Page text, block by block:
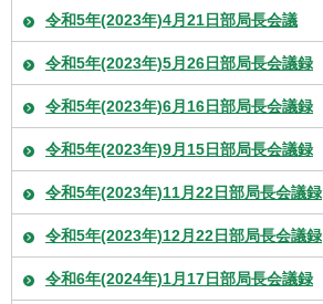
令和5年(2023年)4月21日部局長会議
令和5年(2023年)5月26日部局長会議録
令和5年(2023年)6月16日部局長会議録
令和5年(2023年)9月15日部局長会議録
令和5年(2023年)11月22日部局長会議録
令和5年(2023年)12月22日部局長会議録
令和6年(2024年)1月17日部局長会議録